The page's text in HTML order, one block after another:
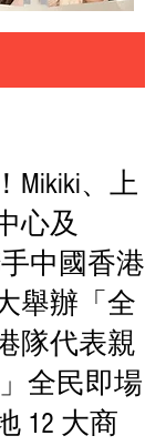
Mikiki、上
心及
手中國香港
舉辦「全
隊代表親
全民即場
12 大商